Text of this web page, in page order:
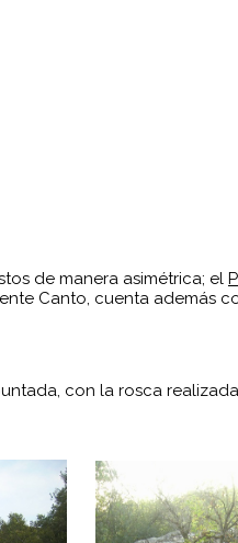
de manera asimétrica; el
Canto, cuenta además
con la rosca